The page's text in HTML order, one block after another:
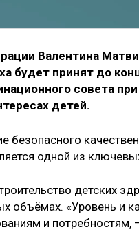
Валентина
будет принят до
совета
детей.
безопасного
одной из
детских
объёмах. «Уровень и
и потребностям,